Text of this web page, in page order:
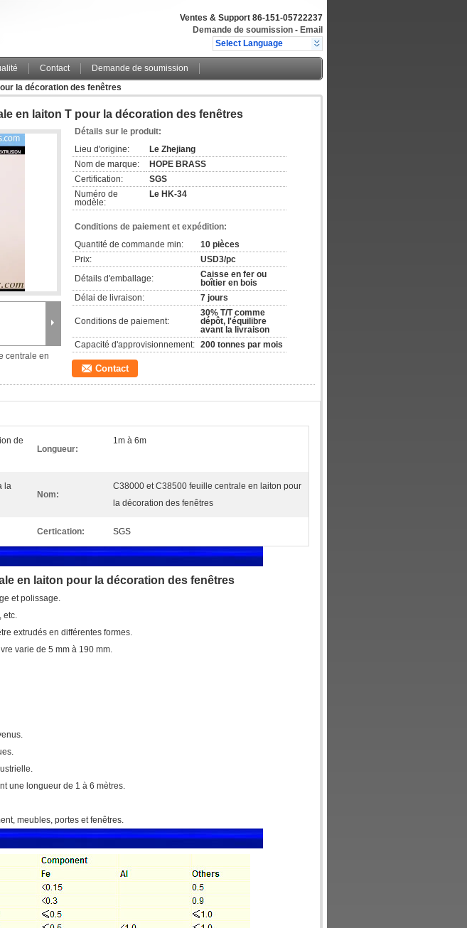
Ventes & Support 86-151-05722237
Demande de soumission - Email
Select Language
Contact
Demande de soumission
la décoration des fenêtres
en laiton T pour la décoration des fenêtres
centrale en
Détails sur le produit:
Lieu d'origine:
Le Zhejiang
Nom de marque:
HOPE BRASS
Certification:
SGS
Numéro de
modèle:
Le HK-34
Conditions de paiement et expédition:
Quantité de commande min:
10 pièces
Prix:
USD3/pc
Détails d'emballage:
Caisse en fer ou
boîtier en bois
Délai de livraison:
7 jours
Conditions de paiement:
30% T/T comme
dépôt, l'équilibre
avant la livraison
Capacité d'approvisionnement: 200 tonnes par mois
Contact
de
Longueur:
1m à 6m
la
Nom:
C38000 et C38500 feuille centrale en laiton pour
la décoration des fenêtres
Certication: SGS
en laiton pour la décoration des fenêtres
et polissage.
etc.
extrudés en différentes formes.
varie de 5 mm à 190 mm.
une longueur de 1 à 6 mètres.
meubles, portes et fenêtres.